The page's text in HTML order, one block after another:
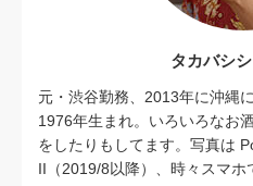
タカバシ
元・渋谷勤務、2013年に沖縄
1976年生まれ。いろいろなお
をしたりもしてます。写真は
II（2019/8以降）、時々スマホ